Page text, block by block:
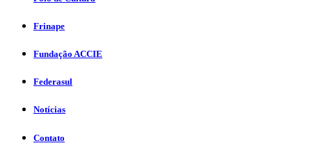
Frinape
Fundação ACCIE
Federasul
Notícias
Contato